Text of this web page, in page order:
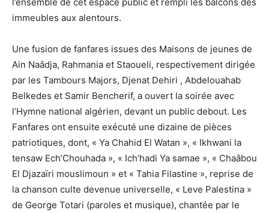
immeubles aux alentours.
Une fusion de fanfares issues des Maisons de jeunes de
Ain Naâdja, Rahmania et Staoueli, respectivement dirigée
par les Tambours Majors, Djenat Dehiri , Abdelouahab
Belkedes et Samir Bencherif, a ouvert la soirée avec
l’Hymne national algérien, devant un public debout. Les
Fanfares ont ensuite exécuté une dizaine de pièces
patriotiques, dont, « Ya Chahid El Watan », « Ikhwani la
tensaw Ech’Chouhada », « Ich’hadi Ya samae », « Chaâbou
El Djazaïri mouslimoun » et « Tahia Filastine », reprise de
la chanson culte devenue universelle, « Leve Palestina »
de George Totari (paroles et musique), chantée par le